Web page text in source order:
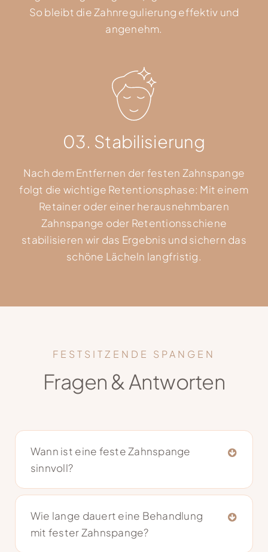
So bleibt die Zahnregulierung effektiv und
angenehm.
03. Stabilisierung
Nach dem Entfernen der festen Zahnspange
folgt die wichtige Retentionsphase: Mit einem
Retainer oder einer herausnehmbaren
Zahnspange oder Retentionsschiene
stabilisieren wir das Ergebnis und sichern das
schöne Lächeln langfristig.
FESTSITZENDE SPANGEN
Fragen & Antworten
Wann ist eine feste Zahnspange
sinnvoll?
Wie lange dauert eine Behandlung
mit fester Zahnspange?